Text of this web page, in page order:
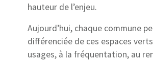
hauteur de l’enjeu.
Aujourd’hui, chaque commune
différenciée de ces espaces
usages, à la fréquentation, au